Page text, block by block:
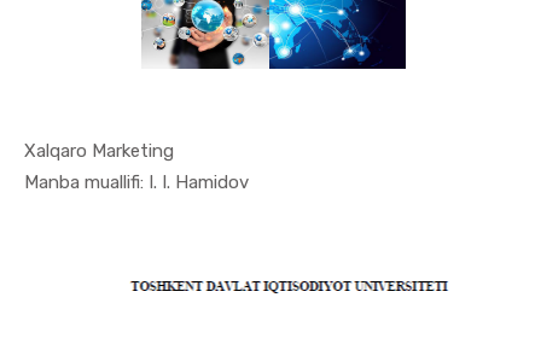
Xalqaro Marketing
Manba muallifi: I. I. HamidovIn Marketi...